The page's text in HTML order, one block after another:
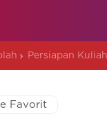
Persiapan Kuliah
Favorit